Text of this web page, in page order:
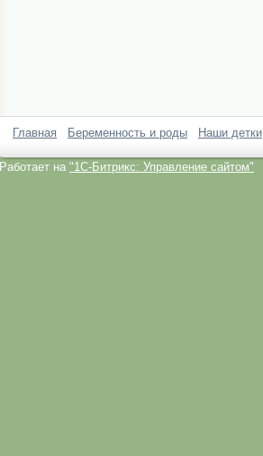
Главная Беременность и роды Наши детки
Работает на "1C-Битрикс: Управление сайтом"